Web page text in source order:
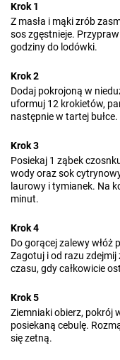
Krok 1
Z masła i mąki zrób
sos zgęstnieje.
godziny do lodówki.
Krok 2
Dodaj pokrojoną w
uformuj 12 krokietów,
następnie w tartej
Krok 3
Posiekaj 1 ząbek
wody oraz sok
laurowy i tymianek. Na
minut.
Krok 4
Do gorącej zalewy włóż
Zagotuj i od razu
czasu, gdy całkowicie
Krok 5
Ziemniaki obierz, pokrój
posiekaną cebulę.
się zetną.